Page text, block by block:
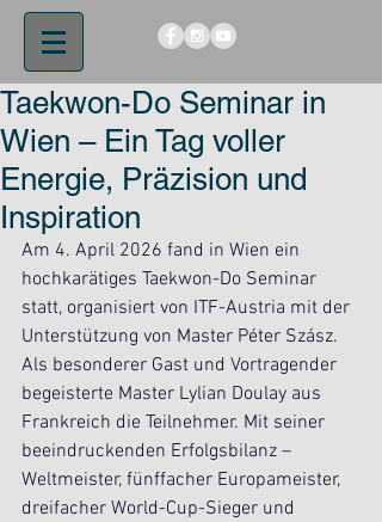
Taekwon-Do Seminar in
Wien – Ein Tag voller
Energie, Präzision und
Inspiration
Am 4. April 2026 fand in Wien ein
hochkarätiges Taekwon-Do Seminar
statt, organisiert von ITF-Austria mit der
Unterstützung von Master Péter Szász.
Als besonderer Gast und Vortragender
begeisterte Master Lylian Doulay aus
Frankreich die Teilnehmer. Mit seiner
beeindruckenden Erfolgsbilanz –
Weltmeister, fünffacher Europameister,
dreifacher World-Cup-Sieger und